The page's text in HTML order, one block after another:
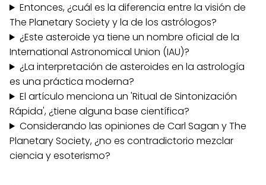
Entonces, ¿cuál es la diferencia entre la visión de
The Planetary Society y la de los astrólogos?
¿Este asteroide ya tiene un nombre oficial de la
International Astronomical Union (IAU)?
¿La interpretación de asteroides en la astrología
es una práctica moderna?
El artículo menciona un 'Ritual de Sintonización
Rápida', ¿tiene alguna base científica?
Considerando las opiniones de Carl Sagan y The
Planetary Society, ¿no es contradictorio mezclar
ciencia y esoterismo?